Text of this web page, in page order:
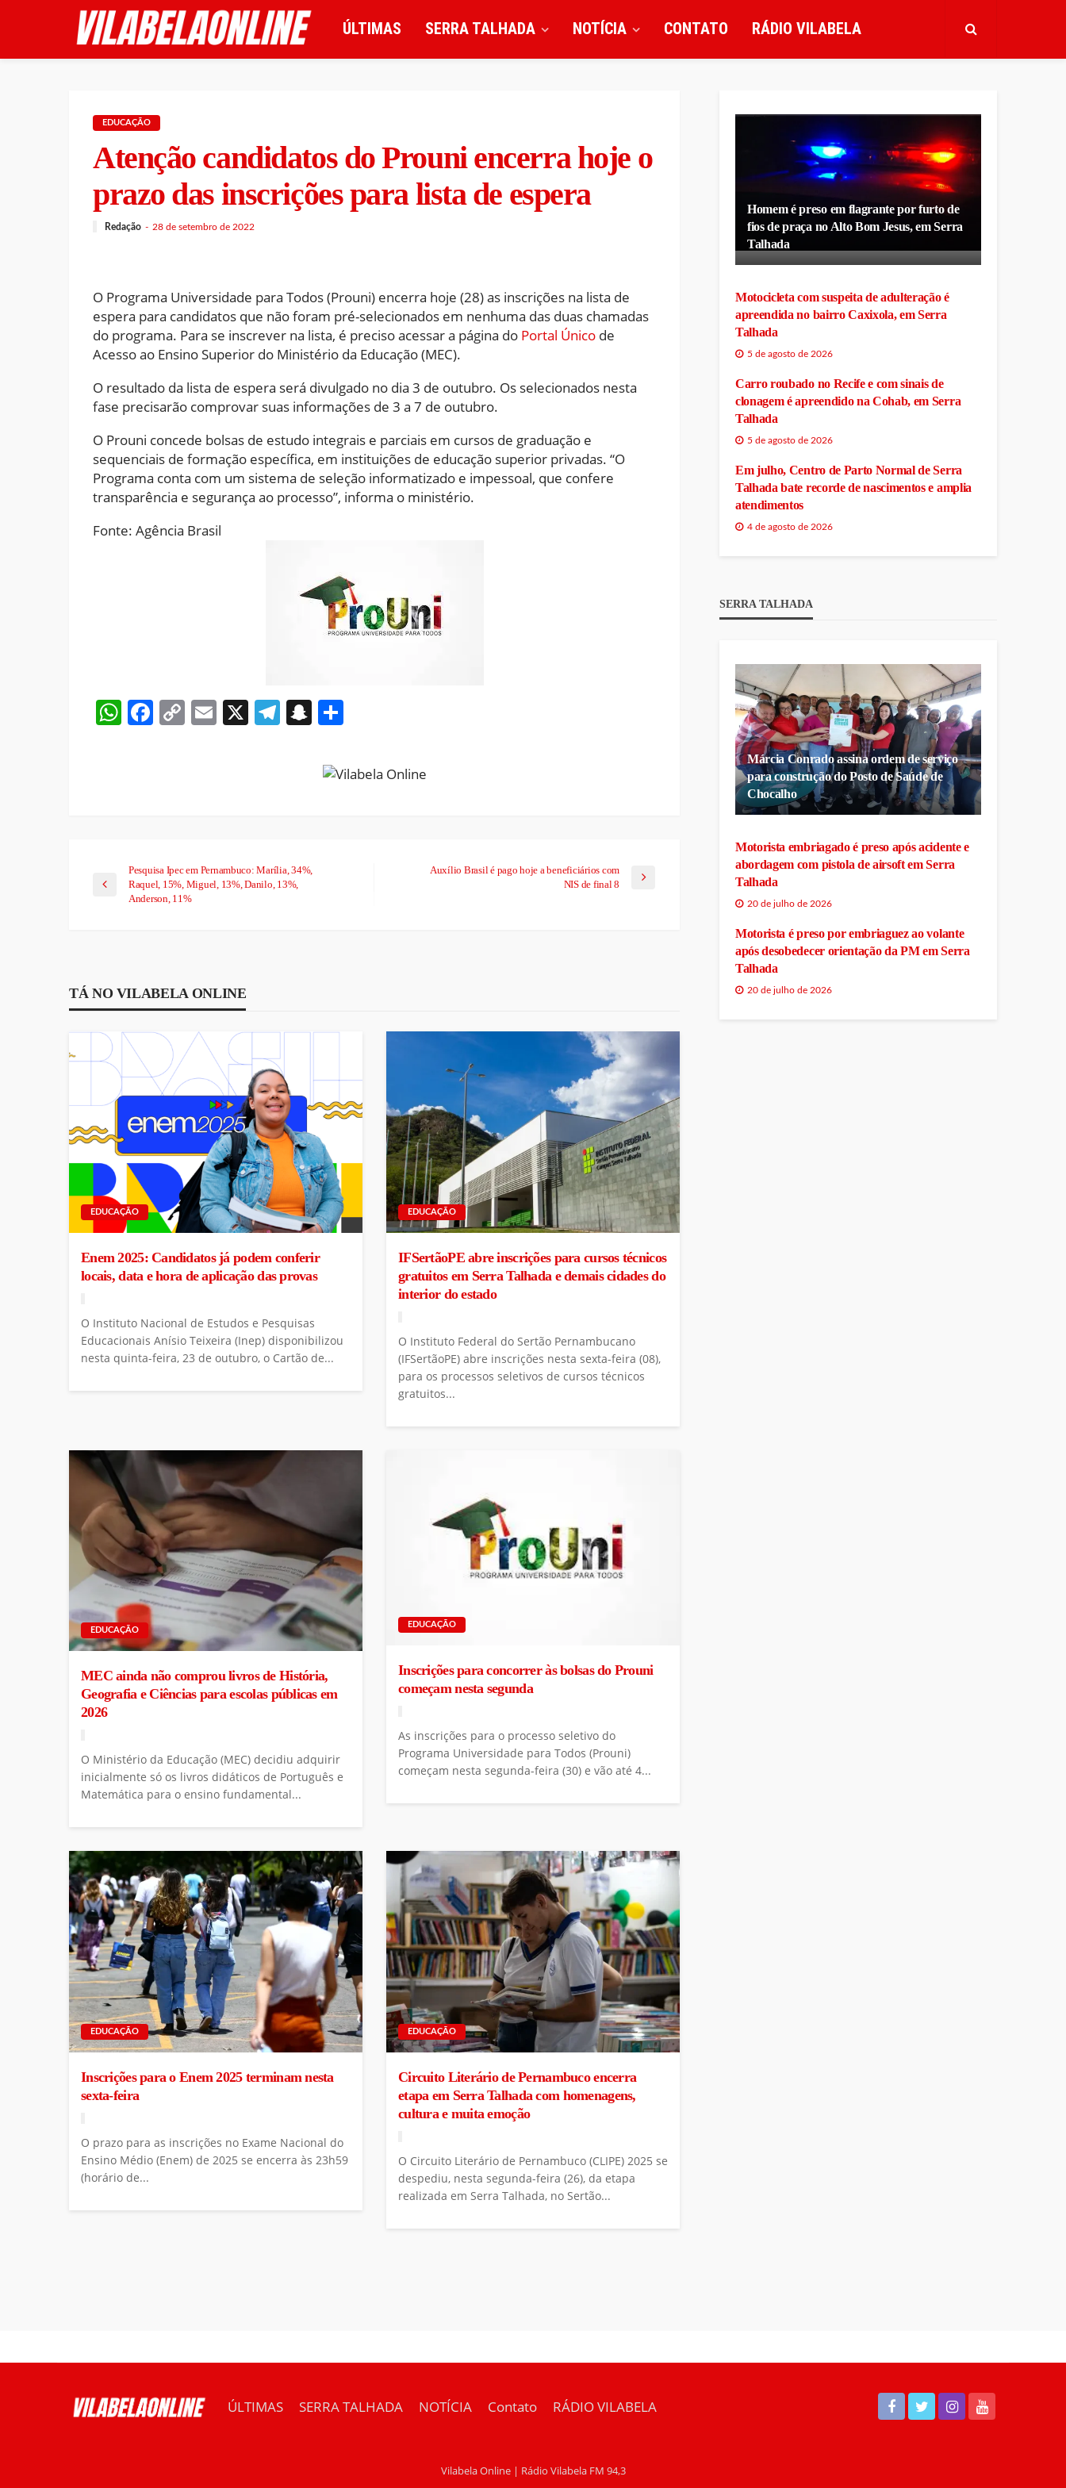
ÚLTIMAS SERRA TALHADA NOTÍCIA CONTATO RÁDIO VILABELA
EDUCAÇÃO
Atenção candidatos do Prouni encerra hoje o
prazo das inscrições para lista de espera
Redação 28 de setembro de 2022
O Programa Universidade para Todos (Prouni) encerra hoje (28) as inscrições na lista de
espera para candidatos que não foram pré-selecionados em nenhuma das duas chamadas
do programa. Para se inscrever na lista, é preciso acessar a página do Portal Único de
Acesso ao Ensino Superior do Ministério da Educação (MEC).
O resultado da lista de espera será divulgado no dia 3 de outubro. Os selecionados nesta
fase precisarão comprovar suas informações de 3 a 7 de outubro.
O Prouni concede bolsas de estudo integrais e parciais em cursos de graduação e
sequenciais de formação específica, em instituições de educação superior privadas. “O
Programa conta com um sistema de seleção informatizado e impessoal, que confere
transparência e segurança ao processo”, informa o ministério.
Fonte: Agência Brasil
WhatsApp
Facebook
CopyEmail
X Telegram
Snapchat
Pesquisa Ipec em Pernambuco: Marília, 34%,
Raquel, 15%, Miguel, 13%, Danilo, 13%,
Anderson, 11%
Auxílio Brasil é pago hoje a beneficiários com
NIS de final 8
TÁ NO VILABELA ONLINE
EDUCAÇÃO
Enem 2025: Candidatos já podem conferir
locais, data e hora de aplicação das provas
O Instituto Nacional de Estudos e Pesquisas
Educacionais Anísio Teixeira (Inep) disponibilizou
nesta quinta-feira, 23 de outubro, o Cartão de...
EDUCAÇÃO
IFSertãoPE abre inscrições para cursos técnicos
gratuitos em Serra Talhada e demais cidades do
interior do estado
O Instituto Federal do Sertão Pernambucano
(IFSertãoPE) abre inscrições nesta sexta-feira (08),
para os processos seletivos de cursos técnicos
gratuitos...
EDUCAÇÃO
MEC ainda não comprou livros de História,
Geografia e Ciências para escolas públicas em
2026
O Ministério da Educação (MEC) decidiu adquirir
inicialmente só os livros didáticos de Português e
Matemática para o ensino fundamental...
EDUCAÇÃO
Inscrições para concorrer às bolsas do Prouni
começam nesta segunda
As inscrições para o processo seletivo do
Programa Universidade para Todos (Prouni)
começam nesta segunda-feira (30) e vão até 4...
EDUCAÇÃO
Inscrições para o Enem 2025 terminam nesta
sexta-feira
O prazo para as inscrições no Exame Nacional do
Ensino Médio (Enem) de 2025 se encerra às 23h59
(horário de...
EDUCAÇÃO
Circuito Literário de Pernambuco encerra
etapa em Serra Talhada com homenagens,
cultura e muita emoção
O Circuito Literário de Pernambuco (CLIPE) 2025 se
despediu, nesta segunda-feira (26), da etapa
realizada em Serra Talhada, no Sertão...
Homem é preso em flagrante por furto de
fios de praça no Alto Bom Jesus, em Serra
Talhada
Motocicleta com suspeita de adulteração é
apreendida no bairro Caxixola, em Serra
Talhada
5 de agosto de 2026
Carro roubado no Recife e com sinais de
clonagem é apreendido na Cohab, em Serra
Talhada
5 de agosto de 2026
Em julho, Centro de Parto Normal de Serra
Talhada bate recorde de nascimentos e amplia
atendimentos
4 de agosto de 2026
SERRA TALHADA
Márcia Conrado assina ordem de serviço
para construção do Posto de Saúde de
Chocalho
Motorista embriagado é preso após acidente e
abordagem com pistola de airsoft em Serra
Talhada
20 de julho de 2026
Motorista é preso por embriaguez ao volante
após desobedecer orientação da PM em Serra
Talhada
20 de julho de 2026
ÚLTIMAS SERRA TALHADA NOTÍCIA Contato RÁDIO VILABELA
Vilabela Online | Rádio Vilabela FM 94,3